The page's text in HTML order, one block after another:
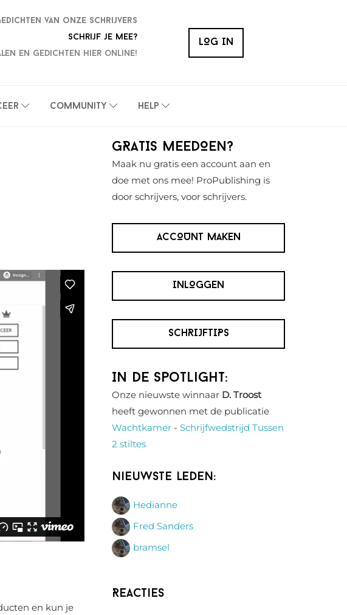
gedichten van onze schrijvers
Schrijf je mee?
en gedichten hier online!
LOG IN
Community Help
en kun je
Primaire
Sidebar
GRATIS MEEDOEN?
Maak nu gratis een account aan en
doe met ons mee! ProPublishing is
door schrijvers, voor schrijvers.
ACCOUNT MAKEN
INLOGGEN
SCHRIJFTIPS
In de spotlight:
Onze nieuwste winnaar D. Troost
heeft gewonnen met de publicatie
Wachtkamer - Schrijfwedstrijd Tussen
2 stiltes
Nieuwste leden:
Hedianne
Fred Sanders
bramsel
Reacties